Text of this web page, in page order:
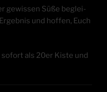
gewis­sen Süße beglei­
und hof­fen, Euch
sofort als 20er Kis­te und